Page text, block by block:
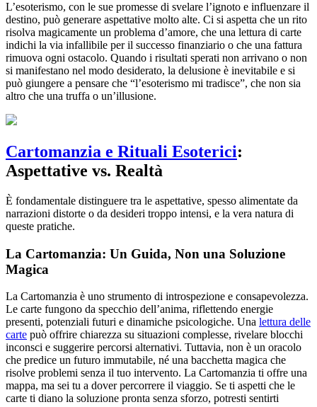
L’esoterismo, con le sue promesse di svelare l’ignoto e influenzare il
destino, può generare aspettative molto alte. Ci si aspetta che un rito
risolva magicamente un problema d’amore, che una lettura di carte
indichi la via infallibile per il successo finanziario o che una fattura
rimuova ogni ostacolo. Quando i risultati sperati non arrivano o non
si manifestano nel modo desiderato, la delusione è inevitabile e si
può giungere a pensare che “l’esoterismo mi tradisce”, che non sia
altro che una truffa o un’illusione.
Cartomanzia e Rituali Esoterici:
Aspettative vs. Realtà
È fondamentale distinguere tra le aspettative, spesso alimentate da
narrazioni distorte o da desideri troppo intensi, e la vera natura di
queste pratiche.
La Cartomanzia: Un Guida, Non una Soluzione
Magica
La Cartomanzia è uno strumento di introspezione e consapevolezza.
Le carte fungono da specchio dell’anima, riflettendo energie
presenti, potenziali futuri e dinamiche psicologiche. Una lettura delle
carte può offrire chiarezza su situazioni complesse, rivelare blocchi
inconsci e suggerire percorsi alternativi. Tuttavia, non è un oracolo
che predice un futuro immutabile, né una bacchetta magica che
risolve problemi senza il tuo intervento. La Cartomanzia ti offre una
mappa, ma sei tu a dover percorrere il viaggio. Se ti aspetti che le
carte ti diano la soluzione pronta senza sforzo, potresti sentirti